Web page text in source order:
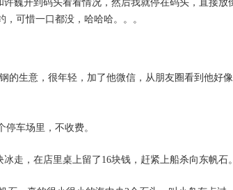
巍开到码头看看情况，然后我就停在码头，直接放
可惜一口都没，哈哈哈。。。
的生意，很年轻，加了他微信，从朋友圈看到他好
车场里，不收费。
走，在店里桌上留了16块钱，赶紧上船杀向东帆石。